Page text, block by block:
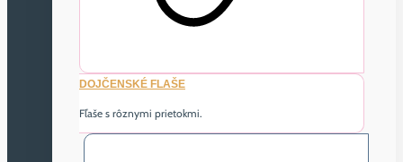
DOJČENSKÉ FLAŠE
Fľaše s rôznymi prietokmi.